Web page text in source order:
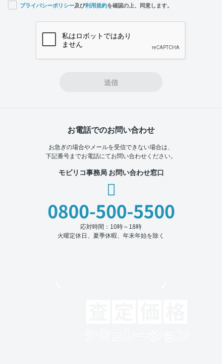
プライバシーポリシー及び利用規約を確認の上、同意します。
送信
お電話でのお問い合わせ
お急ぎの場合やメールを受信できない場合は、
下記番号までお電話にてお問い合わせください。
モビリコ事務局 お問い合わせ窓口
0800-500-5500
応対時間：10時～18時
火曜定休日、夏季休暇、年末年始を除く